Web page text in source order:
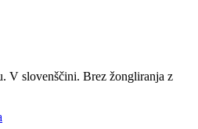
V slovenščini. Brez žongliranja z